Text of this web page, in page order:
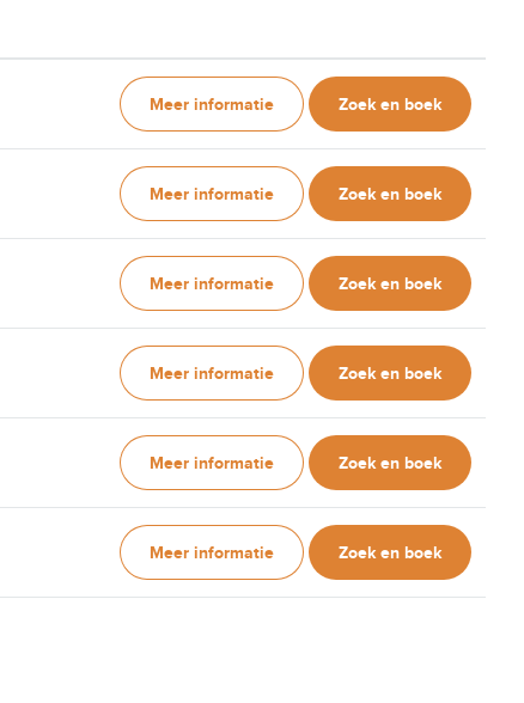
Meer informatie Zoek en boek
Meer informatie Zoek en boek
Meer informatie Zoek en boek
Meer informatie Zoek en boek
Meer informatie Zoek en boek
Meer informatie Zoek en boek